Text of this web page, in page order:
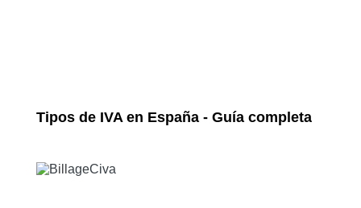
Tipos de IVA en España - Guía completa